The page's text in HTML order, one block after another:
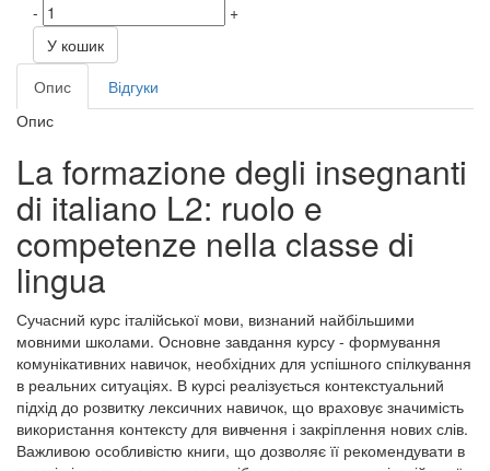
-
+
У кошик
Опис
Відгуки
Опис
La formazione degli insegnanti
di italiano L2: ruolo e
competenze nella classe di
lingua
Сучасний курс італійської мови, визнаний найбільшими
мовними школами. Основне завдання курсу - формування
комунікативних навичок, необхідних для успішного спілкування
в реальних ситуаціях. В курсі реалізується контекстуальний
підхід до розвитку лексичних навичок, що враховує значимість
використання контексту для вивчення і закріплення нових слів.
Важливою особливістю книги, що дозволяє її рекомендувати в